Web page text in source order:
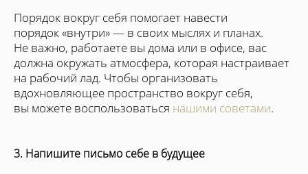
Порядок вокруг себя помогает навести
порядок «внутри» — в своих мыслях и планах.
Не важно, работаете вы дома или в офисе, вас
должна окружать атмосфера, которая настраивает
на рабочий лад. Чтобы организовать
вдохновляющее пространство вокруг себя,
вы можете воспользоваться нашими советами.
3. Напишите письмо себе в будущее